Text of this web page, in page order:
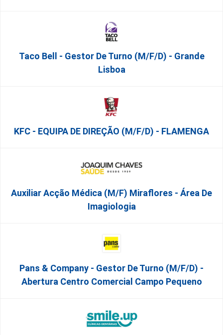
Taco Bell - Gestor De Turno (m/f/d) - Grande
Lisboa
KFC - EQUIPA DE DIREÇÃO (m/f/d) - FLAMENGA
Auxiliar Acção Médica (M/F) Miraflores - Área De
Imagiologia
Pans & Company - Gestor De Turno (m/f/d) -
Abertura Centro Comercial Campo Pequeno